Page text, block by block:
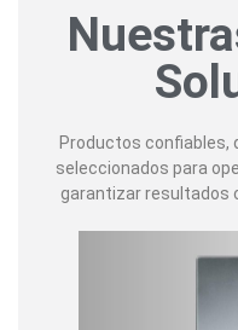
Productos confiables,
seleccionados para
garantizar resultados